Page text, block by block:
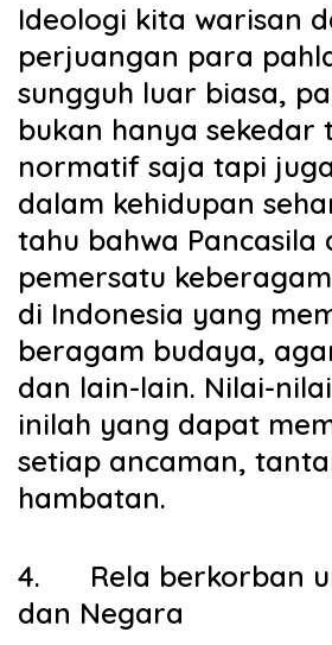
Ideologi kita warisan
perjuangan para
sungguh luar biasa,
bukan hanya sekedar
normatif saja tapi
dalam kehidupan
tahu bahwa Pancasila
pemersatu
di Indonesia yang
beragam budaya,
dan lain-lain. Nilai-
inilah yang dapat
setiap ancaman,
hambatan.
4.
Rela berkorban
dan Negara